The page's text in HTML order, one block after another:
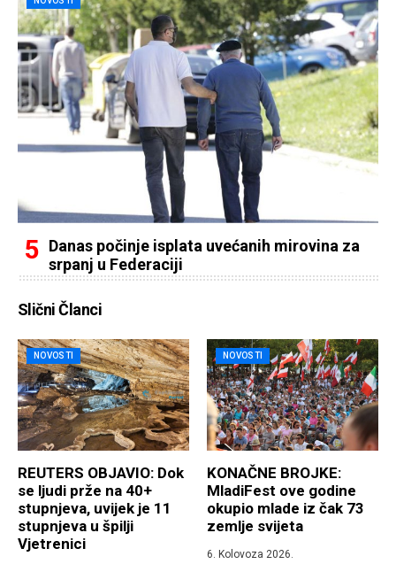
Danas počinje isplata uvećanih mirovina za
srpanj u Federaciji
Slični Članci
NOVOSTI
REUTERS OBJAVIO: Dok
se ljudi prže na 40+
stupnjeva, uvijek je 11
stupnjeva u špilji
Vjetrenici
NOVOSTI
KONAČNE BROJKE:
MladiFest ove godine
okupio mlade iz čak 73
zemlje svijeta
6. Kolovoza 2026.